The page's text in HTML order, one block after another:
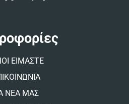
ΕΙΜΑΣΤΕ
ΝΕΑ ΜΑΣ